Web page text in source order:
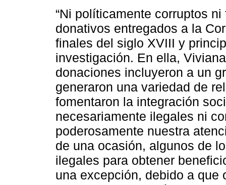
“Ni políticamente corruptos
donativos entregados a la
finales del siglo XVIII y
investigación. En ella,
donaciones incluyeron a un
generaron una variedad de
fomentaron la integración
necesariamente ilegales ni
poderosamente nuestra
de una ocasión, algunos de
ilegales para obtener
una excepción, debido a que